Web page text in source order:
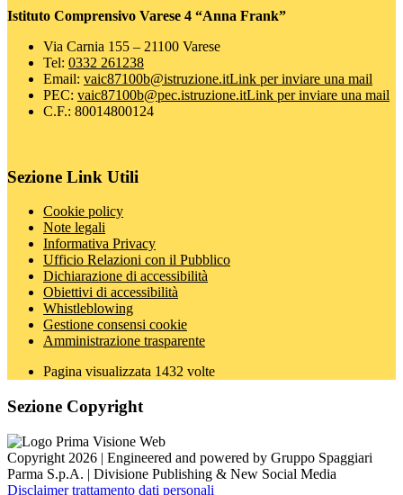
Istituto Comprensivo Varese 4 “Anna Frank”
Via Carnia 155 – 21100 Varese
Tel: 0332 261238
Email: vaic87100b@istruzione.itLink per inviare una mail
PEC: vaic87100b@pec.istruzione.itLink per inviare una mail
C.F.: 80014800124
Sezione Link Utili
Cookie policy
Note legali
Informativa Privacy
Ufficio Relazioni con il Pubblico
Dichiarazione di accessibilità
Obiettivi di accessibilità
Whistleblowing
Gestione consensi cookie
Amministrazione trasparente
Pagina visualizzata 1432 volte
Sezione Copyright
Copyright 2026 | Engineered and powered by Gruppo Spaggiari
Parma S.p.A. | Divisione Publishing & New Social Media
Disclaimer trattamento dati personali